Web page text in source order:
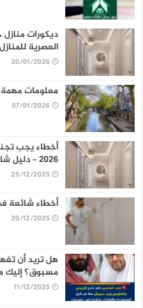
العصرية للمنازل
20/01/2026
معلومات مهمة
07/01/2026
أخطاء يجب
2026 – دليل شامل من خبراء الديكور
25/12/2025
أخطاء شائعة
20/12/2025
هل تريد أن
مسبوق؟ إليك
11/12/2025